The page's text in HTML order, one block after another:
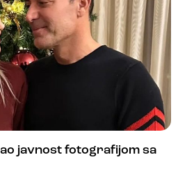
javnost fotografijom sa